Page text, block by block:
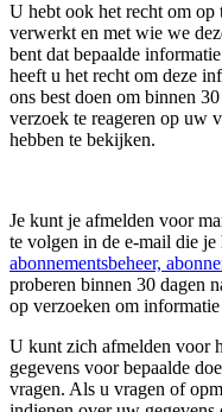
U hebt ook het recht om op
verwerkt en met wie we
bent dat bepaalde
heeft u het recht om deze
ons best doen om binnen
verzoek te reageren op uw
hebben te bekijken.
Je kunt je afmelden voor
te volgen in de e-mail die
abonnementsbeheer,
proberen binnen 30 dagen
op verzoeken om
U kunt zich afmelden voor
gegevens voor bepaalde
vragen. Als u vragen of